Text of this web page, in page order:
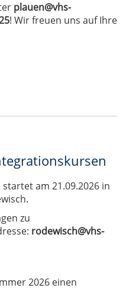
plauen@vhs-
! Wir freuen uns auf Ihre
am 21.09.2026 in
zu
rodewisch@vhs-
2026 einen